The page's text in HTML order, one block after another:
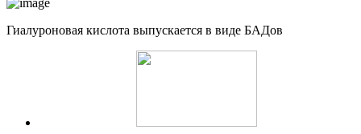
Гиалуроновая кислота выпускается в виде БАДов